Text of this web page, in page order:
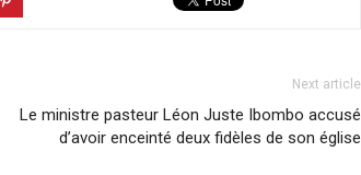
Next article
Le ministre pasteur Léon Juste Ibombo accusé
d’avoir enceinté deux fidèles de son église